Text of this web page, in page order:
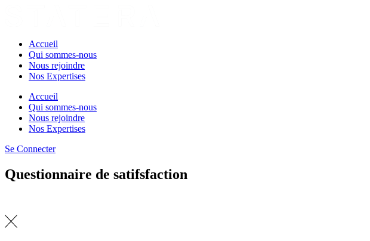
Accueil
Qui sommes-nous
Nous rejoindre
Nos Expertises
Accueil
Qui sommes-nous
Nous rejoindre
Nos Expertises
Se Connecter
Questionnaire de satifsfaction